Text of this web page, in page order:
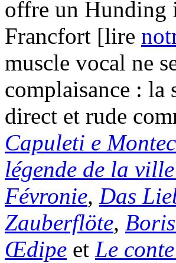
offre un Hunding
Francfort [lire
muscle vocal ne
complaisance : la
direct et rude
Capuleti e
légende de la
Févronie, Das
Zauberflöte,
Œdipe et Le